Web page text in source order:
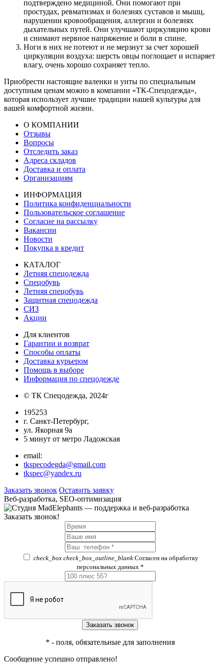
подтверждено медициной. Они помогают при
простудах, ревматизмах и болезнях суставов и мышц,
нарушении кровообращения, аллергии и болезнях
дыхательных путей. Они улучшают циркуляцию крови
и снимают нервное напряжение и боли в спине.
Ноги в них не потеют и не мерзнут за счет хорошей
циркуляции воздуха: шерсть овцы поглощает и испаряет
влагу, очень хорошо сохраняет тепло.
Приобрести настоящие валенки и унты по специальным
доступным ценам можно в компании «ТК-Спецодежда»,
которая использует лучшие традиции нашей культуры для
вашей комфортной жизни.
О КОМПАНИИ
Отзывы
Вопросы
Отследить заказ
Адреса складов
Доставка и оплата
Организациям
ИНФОРМАЦИЯ
Политика конфиденциальности
Пользовательское соглашение
Согласие на рассылку
Вакансии
Новости
Покупка в кредит
КАТАЛОГ
Летняя спецодежда
Спецобувь
Летняя спецобувь
Защитная спецодежда
СИЗ
Акции
Для клиентов
Гарантии и возврат
Способы оплаты
Доставка курьером
Помощь в выборе
Информация по спецодежде
© ТК Спецодежда, 2024г
195253
г. Санкт-Петербург,
ул. Якорная 9а
5 минут от метро Ладожская
email:
tkspecodegda@gmail.com
tkspec@yandex.ru
Заказать звонок Оставить заявку
Веб-разработка, SEO-оптимизация
Заказать звонок!
check_box check_box_outline_blank Согласен на обработку
персональных данных *
* - поля, обязательные для заполнения
Сообщение успешно отправлено!